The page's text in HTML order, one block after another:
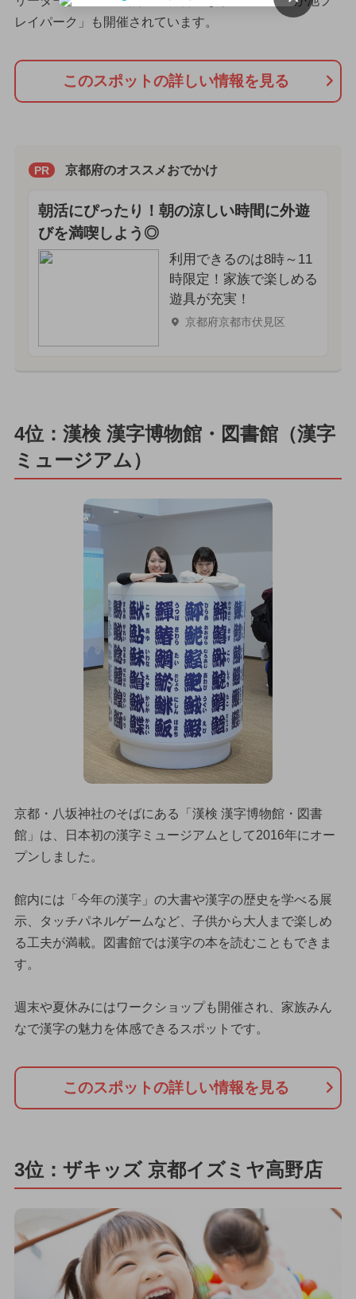
レイパーク」も開催されています。
このスポットの詳しい情報を見る
PR 京都府のオススメおでかけ
朝活にぴったり！朝の涼しい時間に外遊
びを満喫しよう◎
利用できるのは8時～11
時限定！家族で楽しめる
遊具が充実！
京都府京都市伏見区
4位：漢検 漢字博物館・図書館（漢字
ミュージアム）
京都・八坂神社のそばにある「漢検 漢字博物館・図書
館」は、日本初の漢字ミュージアムとして2016年にオー
プンしました。
館内には「今年の漢字」の大書や漢字の歴史を学べる展
示、タッチパネルゲームなど、子供から大人まで楽しめ
る工夫が満載。図書館では漢字の本を読むこともできま
す。
週末や夏休みにはワークショップも開催され、家族みん
なで漢字の魅力を体感できるスポットです。
このスポットの詳しい情報を見る
3位：ザキッズ 京都イズミヤ高野店